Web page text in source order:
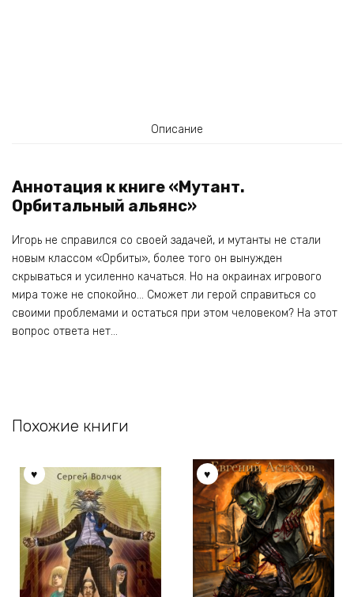
Описание
Аннотация к книге «Мутант.
Орбитальный альянс»
Игорь не справился со своей задачей, и мутанты не стали
новым классом «Орбиты», более того он вынужден
скрываться и усиленно качаться. Но на окраинах игрового
мира тоже не спокойно… Сможет ли герой справиться со
своими проблемами и остаться при этом человеком? На этот
вопрос ответа нет…
Похожие книги